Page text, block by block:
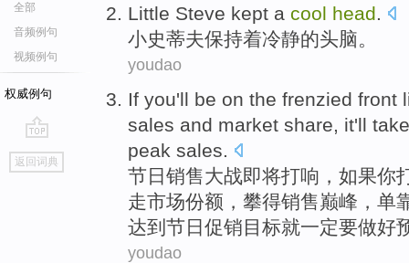
全部
音频例句
视频例句
权威例句
go
top
返回词典
Little Steve kept a cool head.
小史蒂夫保持着冷静的头脑。
youdao
If you'll be on the frenzied front
sales and market share , it'll
peak sales
节日 销售大战即将打响， 如果你
走市场份额 ，攀得销售巅峰 ，单
达到节日 促销目标就一定要做好
youdao